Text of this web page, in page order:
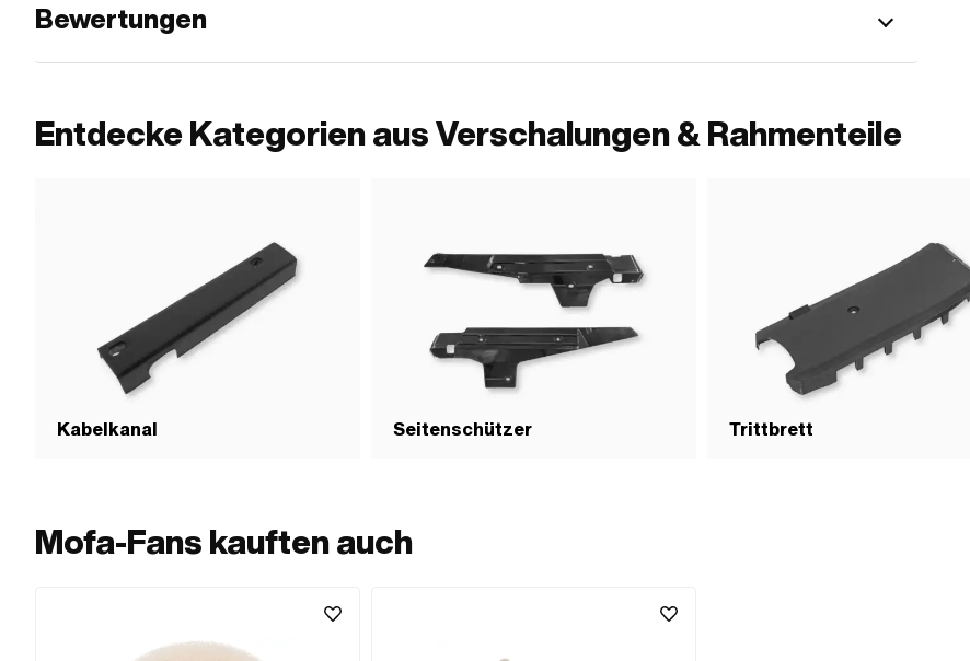
Bewertungen
Entdecke Kategorien aus Verschalungen & Rahmenteile
Kabelkanal Seitenschützer Trittbrett
Mofa-Fans kauften auch